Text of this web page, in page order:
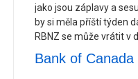
jako jsou záplavy a
by si měla příští týden
RBNZ se může vrátit v
Bank of